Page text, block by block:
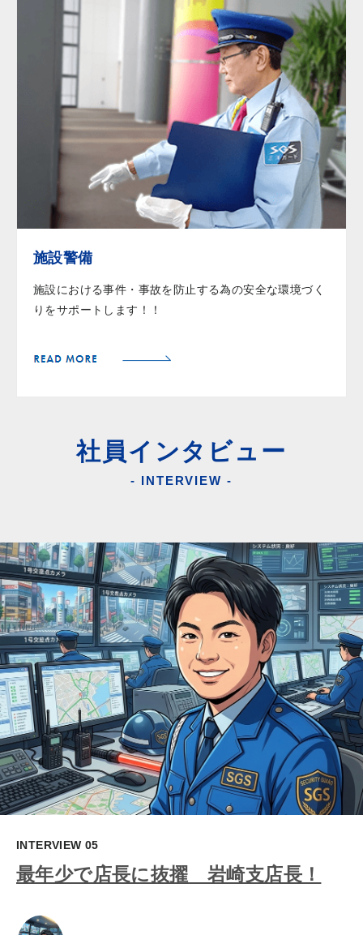
施設警備
施設における事件・事故を防止する為の安全な環境づく
りをサポートします！！
社員インタビュー
- INTERVIEW -
以前はプチニートでした。でも今は